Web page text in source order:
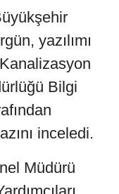
yazılımı
Bilgi
inceledi.
Müdürü